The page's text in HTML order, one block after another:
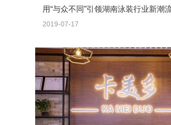
用“与众不同”引领湖南泳装行业新潮
2019-07-17